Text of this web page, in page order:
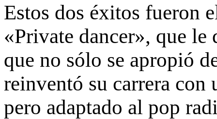
Estos dos éxitos fueron
«Private dancer», que le
que no sólo se apropió
reinventó su carrera con
pero adaptado al pop